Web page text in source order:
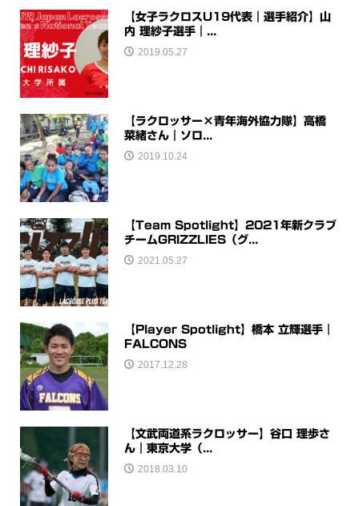
【女子ラクロスU19代表｜選手紹介】山
内 理紗子選手｜...
2019.05.27
【ラクロッサー×青年海外協力隊】高橋
菜緒さん｜ソロ...
2019.10.24
【Team Spotlight】2021年新クラブ
チームGRIZZLIES（グ...
2021.05.27
【Player Spotlight】橋本 立輝選手｜
FALCONS
2017.12.28
【文武両道系ラクロッサー】谷口 理歩さ
ん｜東京大学（...
2018.03.10